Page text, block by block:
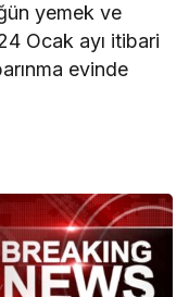
yemek ve
Ocak ayı itibari
evinde